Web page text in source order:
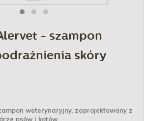
- szampon
skóry
weterynaryjny, zaprojektowany z
psów i kotów.